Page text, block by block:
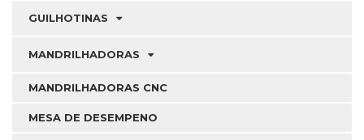
GUILHOTINAS
MANDRILHADORAS
MANDRILHADORAS CNC
MESA DE DESEMPENO